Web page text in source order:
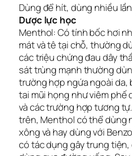
Dùng để hít, dùng nhiều
Dược lực học
Menthol: Có tính bốc hơi
mát và tê tại chỗ, thường
các triệu chứng đau dây
sát trùng mạnh thường
trường hợp ngứa ngoài da,
tai mũi họng như viêm phế
và các trường hợp tương
trên, Menthol có thể dùng
xông và hay dùng với
có tác dụng gây trung